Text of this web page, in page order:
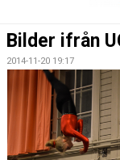
Bilder ifrån
2014-11-20 19:17